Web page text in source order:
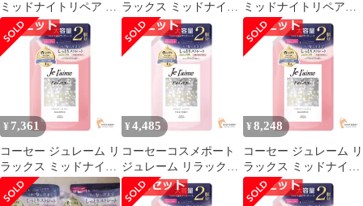
ミッドナイトリペア ト
リートメント SR スト
レート&リッチ 詰め替
え用 大容量 680mL 10
個セット まとめ売り
ラックス ミッドナイト
リペア シャンプー 詰替
え ストレート＆リッチ
680ml 6個セット まと
ミッドナイトリペアシ
ャンプー 2個 トリート
メント 2個
¥ 7,361
コーセー ジュレーム リ
ラックス ミッドナイト
リペア シャンプー 詰替
え ストレート＆リッチ
¥ 4,485
コーセーコスメポート
ジュレーム リラックス
ミッドナイトリペア ヘ
アトリートメント スト
¥ 8,248
コーセー ジュレーム リ
ラックス ミッドナイト
リペア シャンプー 詰替
え ストレート＆リッチ